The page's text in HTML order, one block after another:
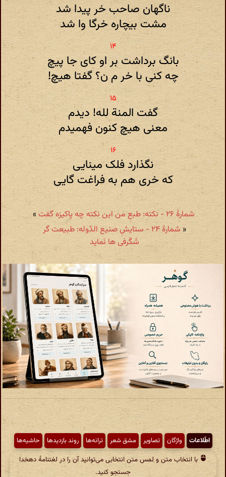
ناگهان صاحب خر پیدا شد
مشت بیچاره خرگا وا شد
بانگ برداشت بر او کای جا پیچ
چه کنی با خر م ن؟ گفتا هیچ!
گفت المنة لله! دیدم
معنی هیچ کنون فهمیدم
نگذارد فلک مینایی
که خری هم به فراغت گایی
شمارهٔ ۲۶ - نکته: طبع من این نکته چه پاکیزه گفت
»
«
شمارهٔ ۲۴ - ستایشِ صنیع الدّوله: طبیعت گر
شَگَرفی ها نَماید
اطّلاعات واژگان تصاویر مشق شعر ترانه‌ها روند بازدیدها حاشیه‌ها
با انتخاب متن و لمس متن انتخابی می‌توانید آن را در لغتنامهٔ دهخدا
جستجو کنید.